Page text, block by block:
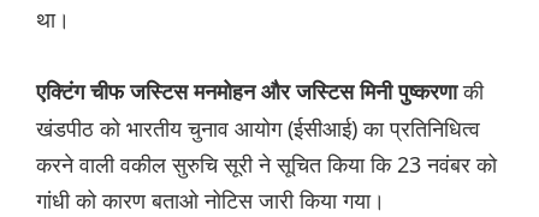
था।
एक्टिंग चीफ जस्टिस मनमोहन और जस्टिस मिनी पुष्करणाकी
खंडपीठ को भारतीय चुनाव आयोग (ईसीआई) का प्रतिनिधित्व
करने वाली वकील सुरुचि सूरी ने सूचित किया कि 23 नवंबर को
गांधी को कारण बताओ नोटिस जारी किया गया।